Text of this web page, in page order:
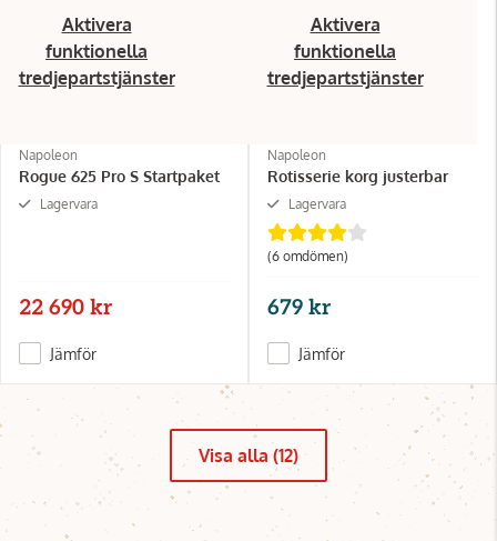
Aktivera
funktionella
tredjepartstjänster
Napoleon
Rogue 625 Pro S Startpaket
Lagervara
22 690 kr
Jämför
Aktivera
funktionella
tredjepartstjänster
Napoleon
Rotisserie korg justerbar
Lagervara
(6 omdömen)
679 kr
Jämför
Visa alla (12)